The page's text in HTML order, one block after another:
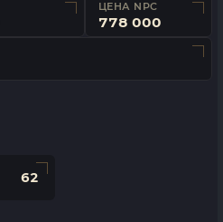
ЦЕНА NPC
778 000
62